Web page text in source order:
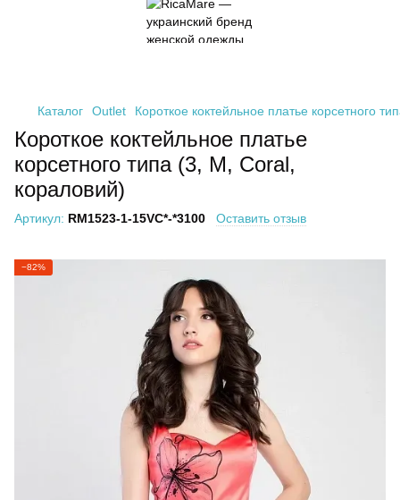
Каталог Outlet Короткое коктейльное платье корсетного
Короткое коктейльное платье
корсетного типа (3, M, Coral,
кораловий)
Артикул: RM1523-1-15VC*-*3100 Оставить отзыв
−82%